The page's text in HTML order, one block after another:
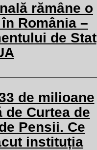
rămâne o
România –
de Stat
de milioane
Curtea de
Pensii. Ce
instituția